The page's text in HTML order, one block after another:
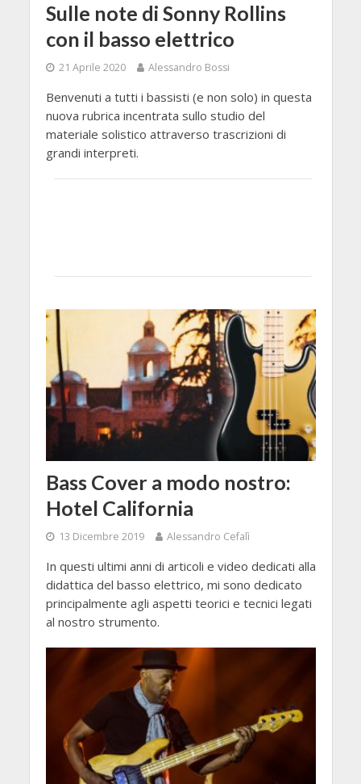
Sulle note di Sonny Rollins
con il basso elettrico
21 Aprile 2020 Alessandro Bossi
Benvenuti a tutti i bassisti (e non solo) in questa
nuova rubrica incentrata sullo studio del
materiale solistico attraverso trascrizioni di
grandi interpreti.
Bass Cover a modo nostro:
Hotel California
13 Dicembre 2019 Alessandro Cefalì
In questi ultimi anni di articoli e video dedicati alla
didattica del basso elettrico, mi sono dedicato
principalmente agli aspetti teorici e tecnici legati
al nostro strumento.